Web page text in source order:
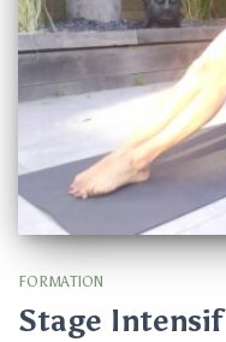
FORMATION
Stage Intensif